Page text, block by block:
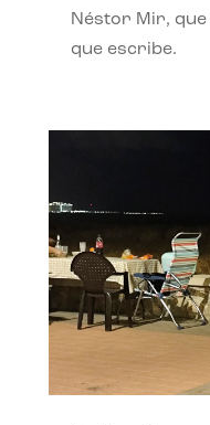
Néstor Mir,
que escribe.